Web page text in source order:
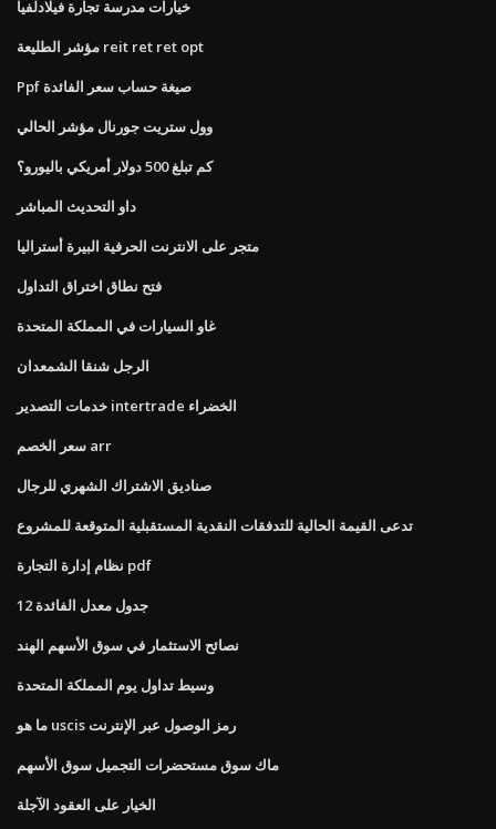
خيارات مدرسة تجارة فيلادلفيا
مؤشر الطليعة reit ret ret opt
Ppf صيغة حساب سعر الفائدة
وول ستريت جورنال مؤشر الحالي
كم تبلغ 500 دولار أمريكي باليورو؟
داو التحديث المباشر
متجر على الانترنت الحرفية البيرة أستراليا
فتح نطاق اختراق التداول
غاو السيارات في المملكة المتحدة
الرجل شنقا الشمعدان
خدمات التصدير intertrade الخضراء
سعر الخصم arr
صناديق الاشتراك الشهري للرجال
تدعى القيمة الحالية للتدفقات النقدية المستقبلية المتوقعة للمشروع
نظام إدارة التجارة pdf
12 جدول معدل الفائدة
نصائح الاستثمار في سوق الأسهم الهند
وسيط تداول يوم المملكة المتحدة
ما هو uscis رمز الوصول عبر الإنترنت
ماك سوق مستحضرات التجميل سوق الأسهم
الخيار على العقود الآجلة